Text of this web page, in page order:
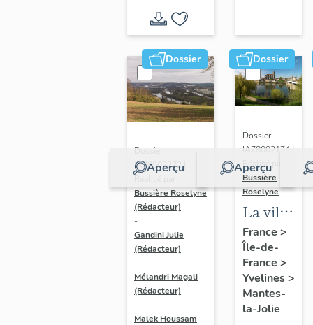
Dossier
Aperçu
Dossier
IA78002272 |
Bussière Roselyne
(Rédacteur)
-
Gandini Julie
(Rédacteur)
-
Mélandri Magali
(Rédacteur)
-
Malek Houssam
Dossier
Aperçu
Dossier
IA78002174 |
Réalisé par
Bussière
Roselyne
La ville
de
Mantes-
la-Jolie
France >
Île-de-
France >
Yvelines>
Mantes-
la-Jolie